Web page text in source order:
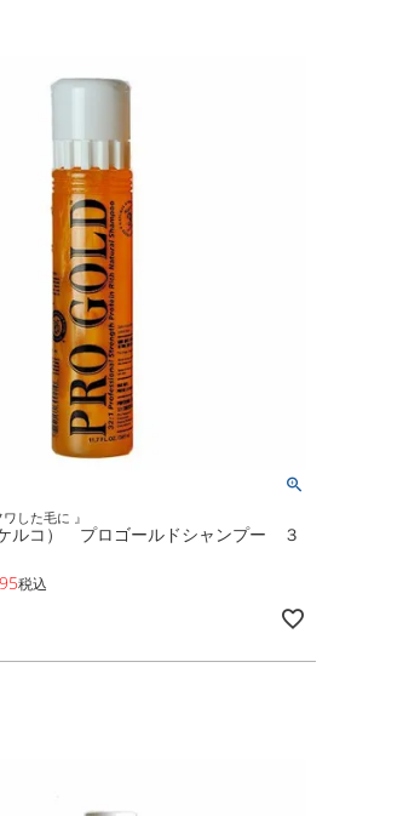
した毛に 』
ルコ） プロゴールドシャンプー ３
税込